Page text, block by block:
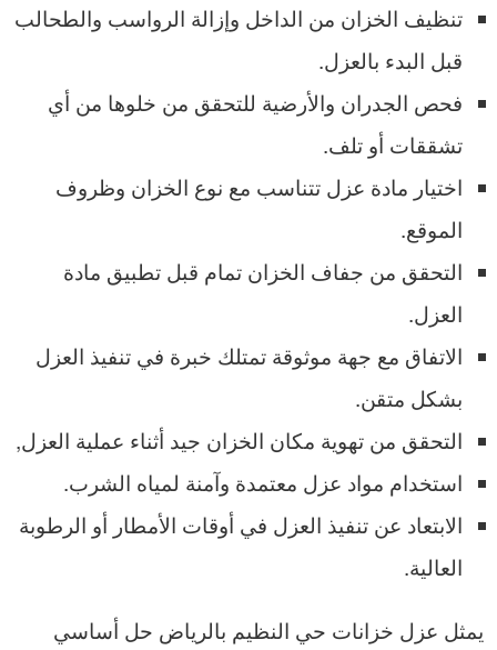
تنظيف الخزان من الداخل وإزالة الرواسب والطحالب
قبل البدء بالعزل.
فحص الجدران والأرضية للتحقق من خلوها من أي
تشققات أو تلف.
اختيار مادة عزل تتناسب مع نوع الخزان وظروف
الموقع.
التحقق من جفاف الخزان تمام قبل تطبيق مادة
العزل.
الاتفاق مع جهة موثوقة تمتلك خبرة في تنفيذ العزل
بشكل متقن.
التحقق من تهوية مكان الخزان جيد أثناء عملية العزل,
استخدام مواد عزل معتمدة وآمنة لمياه الشرب.
الابتعاد عن تنفيذ العزل في أوقات الأمطار أو الرطوبة
العالية.
يمثل عزل خزانات حي النظيم بالرياض حل أساسي